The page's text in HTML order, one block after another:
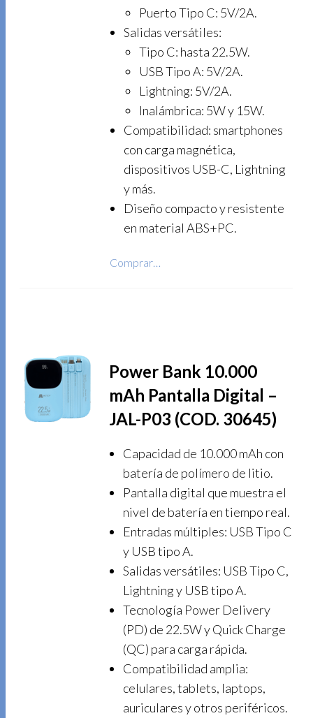
Puerto Tipo C: 5V/2A.
Salidas versátiles:
Tipo C: hasta 22.5W.
USB Tipo A: 5V/2A.
Lightning: 5V/2A.
Inalámbrica: 5W y 15W.
Compatibilidad: smartphones
con carga magnética,
dispositivos USB-C, Lightning
y más.
Diseño compacto y resistente
en material ABS+PC.
Comprar…
Power Bank 10.000
mAh Pantalla Digital –
JAL-P03 (COD. 30645)
Capacidad de 10.000 mAh con
batería de polímero de litio.
Pantalla digital que muestra el
nivel de batería en tiempo real.
Entradas múltiples: USB Tipo C
y USB tipo A.
Salidas versátiles: USB Tipo C,
Lightning y USB tipo A.
Tecnología Power Delivery
(PD) de 22.5W y Quick Charge
(QC) para carga rápida.
Compatibilidad amplia:
celulares, tablets, laptops,
auriculares y otros periféricos.